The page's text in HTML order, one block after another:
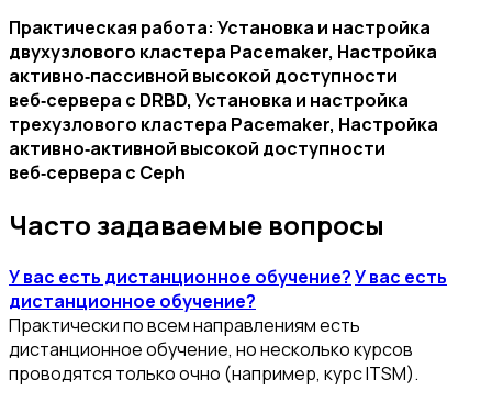
Практическая работа: Установка и настройка
двухузлового кластера Pacemaker, Настройка
активно‑пассивной высокой доступности
веб‑сервера c DRBD, Установка и настройка
трехузлового кластера Pacemaker, Настройка
активно‑активной высокой доступности
веб‑сервера с Ceph
Часто задаваемые вопросы
У вас есть дистанционное обучение?У вас есть
дистанционное обучение?
Практически по всем направлениям есть
дистанционное обучение, но несколько курсов
проводятся только очно (например, курс ITSM).